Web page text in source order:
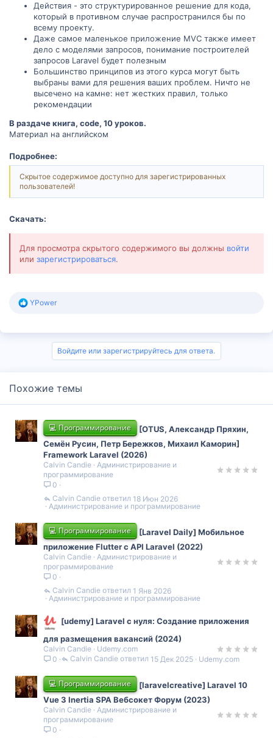
Действия - это структурированное решение для кода,
который в противном случае распространился бы по
всему проекту.
Даже самое маленькое приложение MVC также имеет
дело с моделями запросов, понимание построителей
запросов Laravel будет полезным
Большинство принципов из этого курса могут быть
выбраны вами для решения ваших проблем. Ничто не
высечено на камне: нет жестких правил, только
рекомендации
В раздаче книга, code, 10 уроков.
Материал на английском
Подробнее:
Скрытое содержимое доступно для зарегистрированных
пользователей!
Скачать:
Для просмотра скрытого содержимого вы должны войти
или зарегистрироваться.
Р
к
YPower
Войдите или зарегистрируйтесь для ответа.
Похожие темы
💻 Программирование
[OTUS, Александр Пряхин,
Семён Русин, Петр Бережков, Михаил Каморин]
Framework Laravel (2026)
Calvin Candie
Администрирование и
программирование
0
Администрирование и программирование
18 Июн 2026
Calvin Candie
💻 Программирование
[Laravel Daily] Мобильное
приложение Flutter с API Laravel (2022)
Calvin Candie
Администрирование и
программирование
0
Администрирование и программирование
1 Янв 2026
Calvin Candie
[udemy] Laravel с нуля: Создание приложения
для размещения вакансий (2024)
Calvin Candie
Udemy.com
0
Udemy.com
15 Дек 2025
Calvin Candie
💻 Программирование
[laravelcreative] Laravel 10
Vue 3 Inertia SPA Вебсокет Форум (2023)
Calvin Candie
Администрирование и
программирование
0